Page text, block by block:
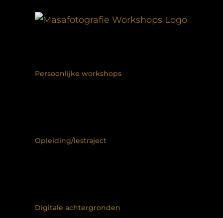
Persoonlijke workshops
Opleiding/lestraject
Digitale achtergronden